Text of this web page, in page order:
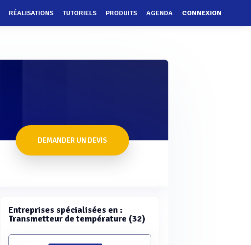
RÉALISATIONS TUTORIELS PRODUITS AGENDA CONNEXION
DEMANDER UN DEVIS
Entreprises spécialisées en :
Transmetteur de température (32)